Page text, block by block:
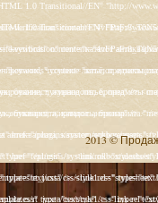
css/template.css" type="text/css" /> <link rel="stylesheet" href="/templates/rt_juxta/css/template-firefox.css" type="text/css" /> <link rel="stylesheet" href="/templates/rt_juxta/css/typography.css" type="text/css" /> <link rel="stylesheet" href="/templates/rt_juxta/css/backgrounds.css" type="text/css" /> <link rel="stylesheet" href="/templates/rt_juxta/css/fusionmenu.css" type="text/css" /> <link rel="stylesheet" href="/modules/mod_roknewspager/themes/light/roknewspager.css" type="text/css" /> <style type="text/css"> #rt-main-surround ul.menu li.active > a, #rt-main-surround ul.menu li.active > .separator, #rt-main-surround ul.menu li.active > .item, #rt-main-surround .square4 ul.menu li:hover > a, #rt-main-surround .square4 ul.menu li:hover > .item, #rt-main-surround .square4 ul.menu li:hover > .separator, .roktabs-links ul li.active span, .menutop li:hover > .item, .menutop li.f-menuparent-itemfocus .item, .menutop li.active > .item {color:#660000;} a, .button, #rt-main-surround ul.menu a:hover, #rt-main-surround ul.menu .separator:hover, #rt-main-surround ul.menu .item:hover, .title1 .module-title .title, #rt-main .item_add:link, #rt-main .item_add:visited, #rt-main .simpleCart_empty:link, #rt-main .simpleCart_empty:visited, #rt-main .simpleCart_checkout:link, #rt-main .simpleCart_checkout:visited {color:#660000;} body #rt-logo {width:400px;height:200px;} </style> <script src="/media/system/js/mootools-core.js" type="text/javascript"></script> <script src="/media/system/js/core.js" type="text/javascript"></script> <script src="/media/
css/template.css" type="text/css" /> <link rel="stylesheet" href="/templates/rt_juxta/css/template-firefox.css" type="text/css" /> <link rel="stylesheet" href="/templates/rt_juxta/css/typography.css" type="text/css" /> <link rel="stylesheet" href="/templates/rt_juxta/css/backgrounds.css" type="text/css" /> <link rel="stylesheet" href="/templates/rt_juxta/css/fusionmenu.css" type="text/css" /> <link rel="stylesheet" href="/modules/mod_roknewspager/themes/light/roknewspager.css" type="text/css" /> <style type="text/css"> #rt-main-surround ul.menu li.active > a, #rt-main-surround ul.menu li.active > .separator, #rt-main-surround ul.menu li.active > .item, #rt-main-surround .square4 ul.menu li:hover > a, #rt-main-surround .square4 ul.menu li:hover > .item, #rt-main-surround .square4 ul.menu li:hover > .separator, .roktabs-links ul li.active span, .menutop li:hover > .item, .menutop li.f-menuparent-itemfocus .item, .menutop li.active > .item {color:#660000;} a, .button, #rt-main-surround ul.menu a:hover, #rt-main-surround ul.menu .separator:hover, #rt-main-surround ul.menu .item:hover, .title1 .module-title .title, #rt-main .item_add:link, #rt-main .item_add:visited, #rt-main .simpleCart_empty:link, #rt-main .simpleCart_empty:visited, #rt-main .simpleCart_checkout:link, #rt-main .simpleCart_checkout:visited {color:#660000;} body #rt-logo {width:400px;height:200px;} </style> <script src="/media/system/js/mootools-core.js" type="text/javascript"></script> <script src="/media/system/js/core.js" type="text/javascript"></script> <script src="/media/
2013 ©